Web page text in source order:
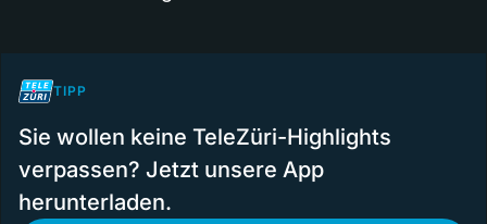
TIPP
Sie wollen keine TeleZüri-Highlights
verpassen? Jetzt unsere App
herunterladen.